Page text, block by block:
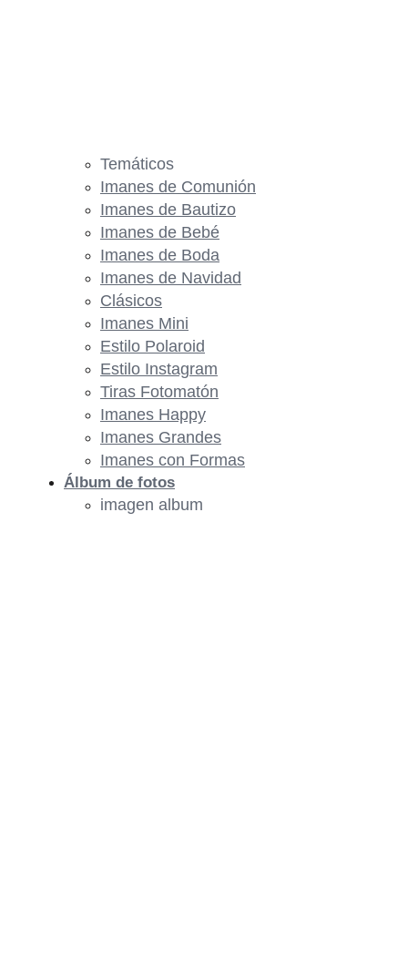
Temáticos
Imanes de Comunión
Imanes de Bautizo
Imanes de Bebé
Imanes de Boda
Imanes de Navidad
Clásicos
Imanes Mini
Estilo Polaroid
Estilo Instagram
Tiras Fotomatón
Imanes Happy
Imanes Grandes
Imanes con Formas
Álbum de fotos
imagen album